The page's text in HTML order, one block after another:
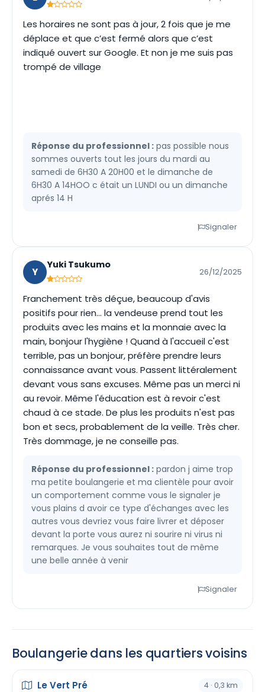
Les horaires ne sont pas à jour, 2 fois que je me
déplace et que c’est fermé alors que c’est
indiqué ouvert sur Google. Et non je me suis pas
trompé de village
Réponse du professionnel : pas possible nous
sommes ouverts tout les jours du mardi au
samedi de 6H30 A 20H00 et le dimanche de
6H30 A 14HOO c était un LUNDI ou un dimanche
aprés 14 H
Signaler
Y
Yuki Tsukumo
26/12/2025
Franchement très déçue, beaucoup d'avis
positifs pour rien... la vendeuse prend tout les
produits avec les mains et la monnaie avec la
main, bonjour l'hygiène ! Quand à l'accueil c'est
terrible, pas un bonjour, préfère prendre leurs
connaissance avant vous. Passent littéralement
devant vous sans excuses. Même pas un merci ni
au revoir. Même l'éducation est à revoir c'est
chaud à ce stade. De plus les produits n'est pas
bon et secs, probablement de la veille. Très cher.
Très dommage, je ne conseille pas.
Réponse du professionnel : pardon j aime trop
ma petite boulangerie et ma clientèle pour avoir
un comportement comme vous le signaler je
vous plains d avoir ce type d'échanges avec les
autres vous devriez vous faire livrer et déposer
devant la porte vous aurez ni sourire ni virus ni
remarques. Je vous souhaites tout de même
une belle année à venir
Signaler
Boulangerie dans les quartiers voisins
Le Vert Pré 4 · 0,3 km